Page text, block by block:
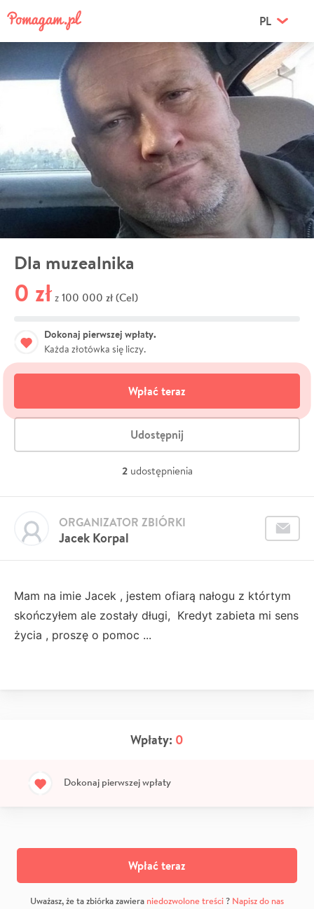
PL
Dla muzealnika
0 zł z 100 000 zł (Cel)
Dokonaj pierwszej wpłaty.
Każda złotówka się liczy.
Wpłać teraz
Udostępnij
2 udostępnienia
Jacek Korpal
ORGANIZATOR ZBIÓRKI
Mam na imie Jacek , jestem ofiarą nałogu z którtym
skończyłem ale zostały długi, Kredyt zabieta mi sens
życia , proszę o pomoc ...
Wpłaty: 0
Dokonaj pierwszej wpłaty
Wpłać teraz
Uważasz, że ta zbiórka zawiera niedozwolone treści? Napisz do nas